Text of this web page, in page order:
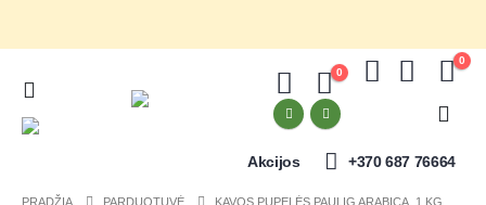
0
0
Akcijos +370 687 76664
PRADŽIA PARDUOTUVĖ KAVOS PUPELĖS PAULIG ARABICA, 1 KG